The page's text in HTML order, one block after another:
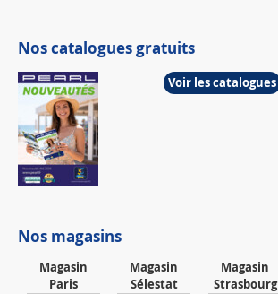
Nos catalogues gratuits
Voir les catalogues
Nos magasins
Magasin
Paris
Magasin
Sélestat
Magasin
Strasbourg